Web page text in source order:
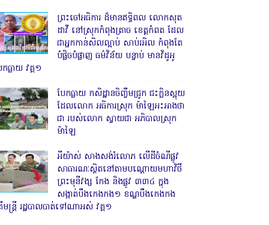
ព្រះចៅអធិការ ដ៏មានឥទ្ធិពល លោកសុត
ដាវី នៅស្រុកកំពុងត្រាច ខេត្តកំពត ដែល
ជាអ្នកកាន់សិលល្អាប់ សាប់រអិល កំពុងតែ
បំផ្លិចបំផ្លាញ ធម៌វិន័យ បន្ទាប់ មានវិដូអូ
កធ្លាយ វគ្គ១
បែកធ្លាយ កសិដ្ឋានចិញ្ចឹមជ្រូក ជះក្លិនស្អុយ
ដែលលោក អធិការស្រុក ម៉ាឡៃអះអាងថា
ជា របស់លោក ស្វាយជា អភិបាលស្រុក
ម៉ាឡៃ
អីយ៉ាស់ សាងសង់រំលោភ លើដីចំណីផ្លូវ
សាធារណៈស្ថិតនៅតាមបណ្ដោយមហាវិថី
ព្រះមុនីវង្ស កែង និងផ្លូវ ៣៣៤ ក្នុង
សង្កាត់បឹងកេងកង១ ខណ្ឌបឹងកេងកង
មន្ត្រី រដ្ឋបាលបាត់ទៅណាអស់ វគ្គ១